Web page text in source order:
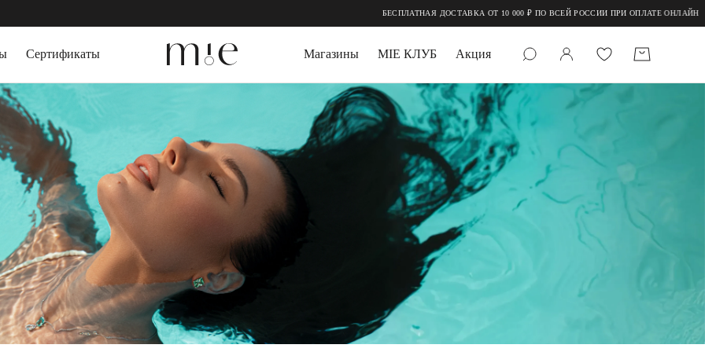
БЕСПЛАТНАЯ ДОСТАВКА ОТ 10 000 ₽ ПО ВСЕЙ РОССИИ ПРИ ОПЛАТЕ ОНЛАЙН
СЕРЬГИ
Серьги пусеты
Серьги кольца
Серьги трансформеры
КАФФЫ
ПИРСИНГ
БРАСЛЕТЫ
Жесткие браслеты
Слейв-браслеты
Браслеты на ногу
ДРАГОЦЕННЫЕ КАМНИ
Выращенный изумруд
Горный Хрусталь
Топаз
Сертификаты Магазины MIE КЛУБ Акция